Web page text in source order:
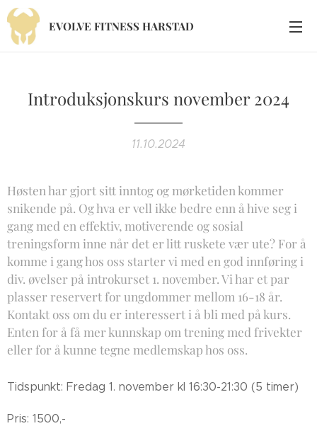
EVOLVE FITNESS HARSTAD
Introduksjonskurs november 2024
11.10.2024
Høsten har gjort sitt inntog og mørketiden kommer
snikende på. Og hva er vell ikke bedre enn å hive seg i
gang med en effektiv, motiverende og sosial
treningsform inne når det er litt ruskete vær ute? For å
komme i gang hos oss starter vi med en god innføring i
div. øvelser på introkurset 1. november. Vi har et par
plasser reservert for ungdommer mellom 16-18 år.
Kontakt oss om du er interessert i å bli med på kurs.
Enten for å få mer kunnskap om trening med frivekter
eller for å kunne tegne medlemskap hos oss.
Tidspunkt: Fredag 1. november kl 16:30-21:30 (5 timer)
Pris: 1500,-